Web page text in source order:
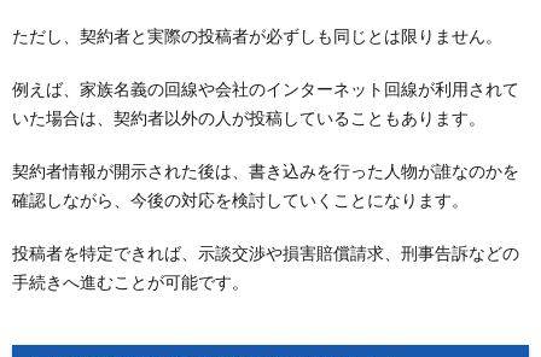
ただし、契約者と実際の投稿者が必ずしも同じとは限りません。
例えば、家族名義の回線や会社のインターネット回線が利用されて
いた場合は、契約者以外の人が投稿していることもあります。
契約者情報が開示された後は、書き込みを行った人物が誰なのかを
確認しながら、今後の対応を検討していくことになります。
投稿者を特定できれば、示談交渉や損害賠償請求、刑事告訴などの
手続きへ進むことが可能です。